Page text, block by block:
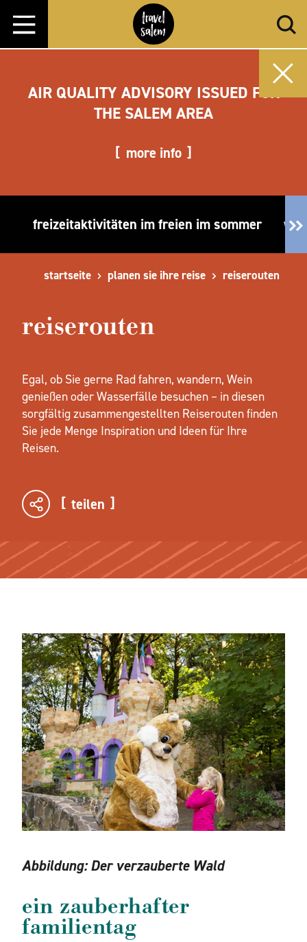
Zum Inhalt springen
AIR QUALITY ADVISORY ISSUED FOR
THE SALEM AREA
more info
freizeitaktivitäten im freien im sommer
startseite planen sie ihre reise reiserouten
reiserouten
Egal, ob Sie gerne Rad fahren, wandern, Wein
genießen oder Wasserfälle besuchen – in diesen
sorgfältig zusammengestellten Reiserouten finden
Sie jede Menge Inspiration und Ideen für Ihre
Reisen.
teilen
Abbildung:Der verzauberte Wald
ein zauberhafter
familientag